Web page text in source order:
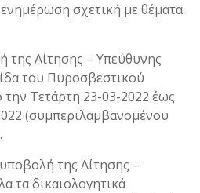
σχετική με θέματα
της Αίτησης – Υπεύθυνης
του Πυροσβεστικού
την Τετάρτη 23-03-2022 έως
(συμπεριλαμβανομένου
της Αίτησης –
τα δικαιολογητικά